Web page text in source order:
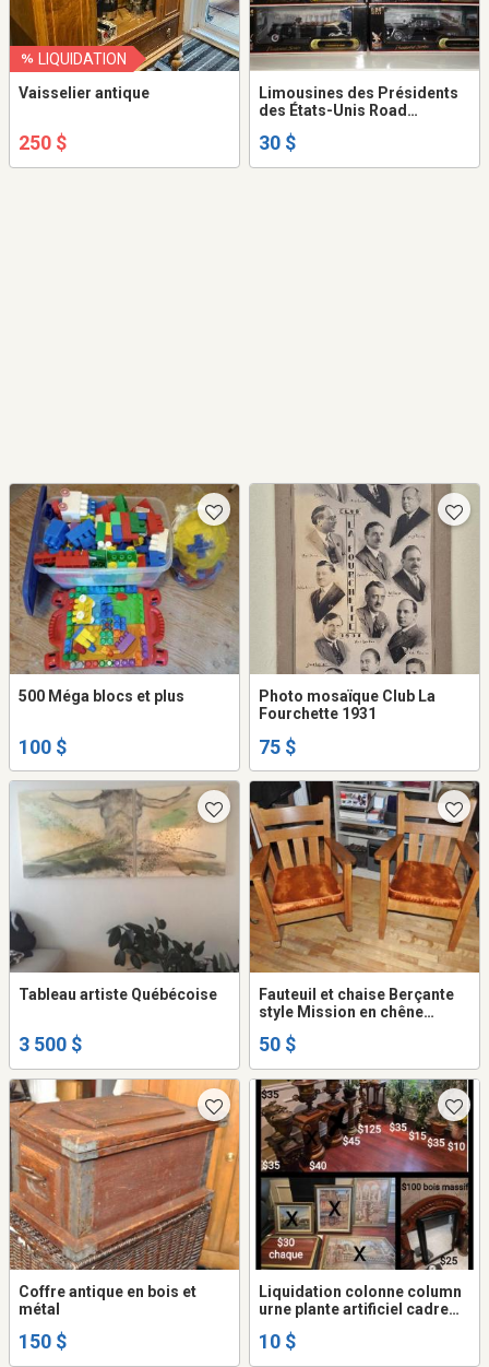
LIQUIDATION
Vaisselier antique
250 $
Limousines des Présidents
des États-Unis Road
30 $
500 Méga blocs et plus
100 $
Photo mosaïque Club La
Fourchette 1931
75 $
Tableau artiste Québécoise
3 500 $
Fauteuil et chaise Berçante
style Mission en chêne
50 $
Coffre antique en bois et
métal
150 $
Liquidation colonne column
urne plante artificiel cadre
decoration vase statue
10 $